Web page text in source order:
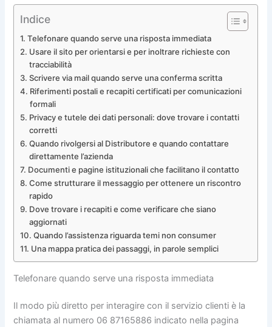
Indice
Telefonare quando serve una risposta immediata
Usare il sito per orientarsi e per inoltrare richieste con
tracciabilità
Scrivere via mail quando serve una conferma scritta
Riferimenti postali e recapiti certificati per comunicazioni
formali
Privacy e tutele dei dati personali: dove trovare i contatti
corretti
Quando rivolgersi al Distributore e quando contattare
direttamente l’azienda
Documenti e pagine istituzionali che facilitano il contatto
Come strutturare il messaggio per ottenere un riscontro
rapido
Dove trovare i recapiti e come verificare che siano
aggiornati
Quando l’assistenza riguarda temi non consumer
Una mappa pratica dei passaggi, in parole semplici
Telefonare quando serve una risposta immediata
Il modo più diretto per interagire con il servizio clienti è la
chiamata al numero 06 87165886 indicato nella pagina